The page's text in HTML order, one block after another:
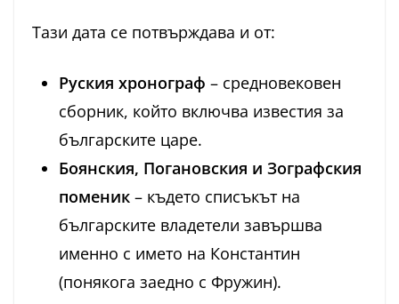
Тази дата се потвърждава и от:
Руския хронограф – средновековен
сборник, който включва известия за
българските царе.
Боянския, Погановския и Зографския
поменик – където списъкът на
българските владетели завършва
именно с името на Константин
(понякога заедно с Фружин).